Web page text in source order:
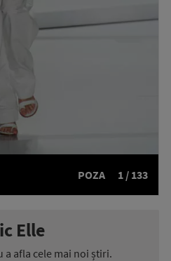
POZA 1 / 133
Elle
a afla cele mai noi știri.